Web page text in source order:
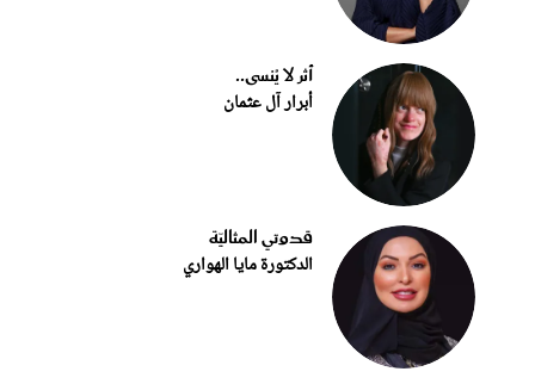
أثر لا يُنسى..
أبرار آل عثمان
قدوتي المثاليّة
الدكتورة مايا الهواري